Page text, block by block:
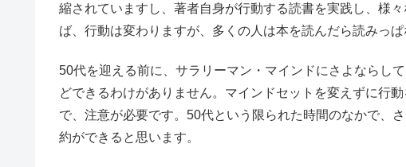
縮されていますし、著者自身が行動する読書を実践し、様
ば、行動は変わりますが、多くの人は本を読んだら読みっ
50代を迎える前に、サラリーマン・マインドにさよならし
どできるわけがありません。マインドセットを変えずに行
で、注意が必要です。50代という限られた時間のなかで、
約ができると思います。